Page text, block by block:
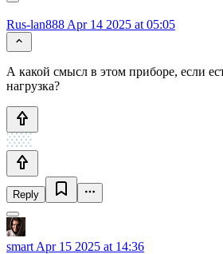
Rus-lan888 Apr 14 2025 at 05:05
А какой смысл в этом приборе, если
нагрузка?
Reply
smart Apr 15 2025 at 14:36